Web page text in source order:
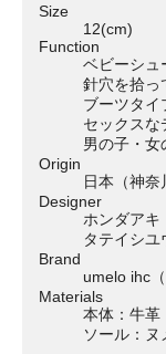
Size
12(cm)
Function
ベビーシュ
針穴を拾っ
ブーツタイ
セックスな
男の子・女
Origin
日本（神奈
Designer
ホンダアキ
タテイシユ
Brand
umelo ihc
Materials
本体：牛革
ソール：ヌ